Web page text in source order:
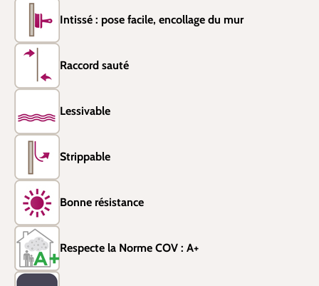
Intissé : pose facile, encollage du mur
Raccord sauté
Lessivable
Strippable
Bonne résistance
Respecte la Norme COV : A+